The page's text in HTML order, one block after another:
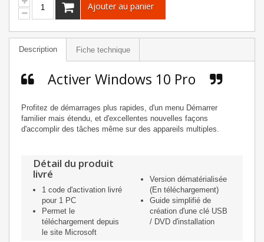
Ajouter au panier
Description Fiche technique
Activer Windows 10 Pro
Profitez de démarrages plus rapides, d'un menu Démarrer
familier mais étendu, et d'excellentes nouvelles façons
d'accomplir des tâches même sur des appareils multiples.
Détail du produit
livré
1 code d'activation livré
pour 1 PC
Permet le
téléchargement depuis
le site Microsoft
Version dématérialisée
(En téléchargement)
Guide simplifié de
création d'une clé USB
/ DVD d'installation